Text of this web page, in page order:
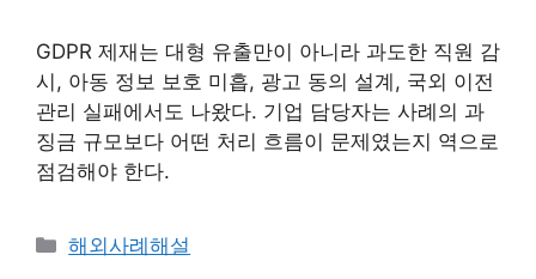
GDPR 제재는 대형 유출만이 아니라 과도한 직원 감
시, 아동 정보 보호 미흡, 광고 동의 설계, 국외 이전
관리 실패에서도 나왔다. 기업 담당자는 사례의 과
징금 규모보다 어떤 처리 흐름이 문제였는지 역으로
점검해야 한다.
카
해외사례해설